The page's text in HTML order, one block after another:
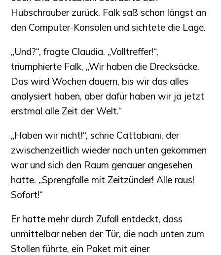
Hubschrauber zurück. Falk saß schon längst an
den Computer-Konsolen und sichtete die Lage.
„Und?“, fragte Claudia. „Volltreffer!“,
triumphierte Falk, „Wir haben die Drecksäcke.
Das wird Wochen dauern, bis wir das alles
analysiert haben, aber dafür haben wir ja jetzt
erstmal alle Zeit der Welt.“
„Haben wir nicht!“, schrie Cattabiani, der
zwischenzeitlich wieder nach unten gekommen
war und sich den Raum genauer angesehen
hatte. „Sprengfalle mit Zeitzünder! Alle raus!
Sofort!“
Er hatte mehr durch Zufall entdeckt, dass
unmittelbar neben der Tür, die nach unten zum
Stollen führte, ein Paket mit einer